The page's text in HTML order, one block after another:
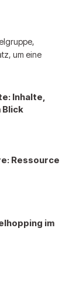
um eine
Inhalte,
Blick
Ressource
im